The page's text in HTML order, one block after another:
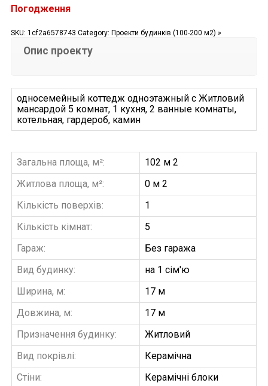
Погодження
SKU: 1cf2a6578743 Category: Проекти будинків (100-200 м2) »
Опис проекту
односемейный коттедж одноэтажный с Житловий
мансардой 5 комнат, 1 кухня, 2 ванные комнаты,
котельная, гардероб, камин
Загальна площа, м²:
102 м 2
Житлова площа, м²:
0 м 2
Кількість поверхів:
1
Кількість кімнат:
5
Гараж:
Без гаража
Вид будинку:
на 1 сім'ю
Ширина, м:
17 м
Довжина, м:
17 м
Призначення будинку:
Житловий
Вид покрівлі:
Керамічна
Стіни:
Керамічні блоки